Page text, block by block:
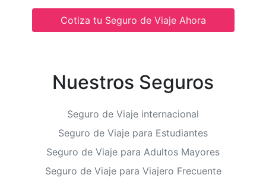
Cotiza tu Seguro de Viaje Ahora
Nuestros Seguros
Seguro de Viaje internacional
Seguro de Viaje para Estudiantes
Seguro de Viaje para Adultos Mayores
Seguro de Viaje para Viajero Frecuente